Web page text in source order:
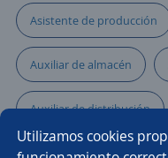
Asistente de producción
Auxiliar de almacén
Auxiliar de distribución
Auxiliar administrativo/a
Utilizamos cookies